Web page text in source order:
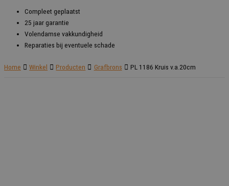
Compleet geplaatst
25 jaar garantie
Volendamse vakkundigheid
Reparaties bij eventuele schade
Home Winkel Producten Grafbrons PL 1186 Kruis v.a.20cm